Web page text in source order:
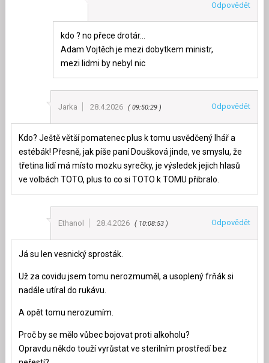
Odpovědět
kdo ? no přece drotár…
Adam Vojtěch je mezi dobytkem ministr,
mezi lidmi by nebyl nic
Jarka 28.4.2026 09:50:29 Odpovědět
Kdo? Ještě větší pomatenec plus k tomu usvědčený lhář a
estébák! Přesně, jak píše paní Doušková jinde, ve smyslu, že
třetina lidí má místo mozku syrečky, je výsledek jejich hlasů
ve volbách TOTO, plus to co si TOTO k TOMU přibralo.
Ethanol 28.4.2026 10:08:53 Odpovědět
Já su len vesnický sprosták.
Už za covidu jsem tomu nerozmuměl, a usoplený frňák si
nadále utíral do rukávu.
A opět tomu nerozumím.
Proč by se mělo vůbec bojovat proti alkoholu?
Opravdu někdo touží vyrůstat ve sterilním prostředí bez